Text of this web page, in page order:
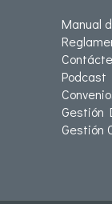
Manual
Podcast
Gestión
Gestión